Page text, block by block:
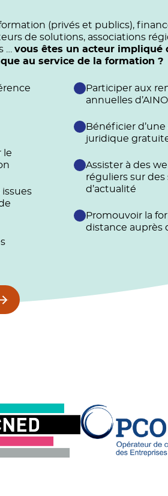
(privés et publics),
de solutions, associations
… vous êtes un acteur impliqué
au service de la formation ?
le
Participer aux
annuelles
Bénéficier d’une
juridique
Assister à des
réguliers sur des
d’actualité
Promouvoir la
distance auprès